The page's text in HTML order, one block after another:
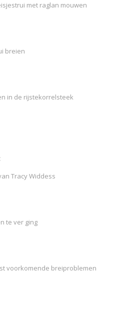
met raglan mouwen
breien
in de rijstekorrelsteek
Tracy Widdess
te ver ging
voorkomende breiproblemen